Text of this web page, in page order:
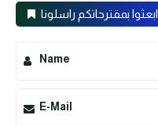
ابعثوا بمقترحاتكم راسلونا
Name
E-Mail